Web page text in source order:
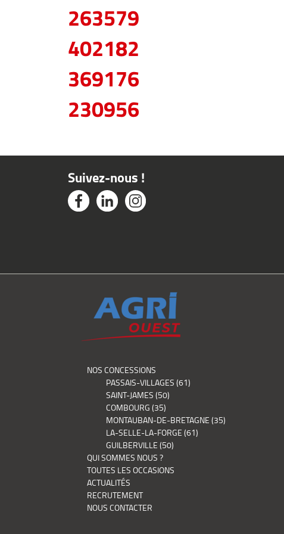
263579
402182
369176
230956
Suivez-nous !
NOS CONCESSIONS
PASSAIS-VILLAGES (61)
SAINT-JAMES (50)
COMBOURG (35)
MONTAUBAN-DE-BRETAGNE (35)
LA-SELLE-LA-FORGE (61)
GUILBERVILLE (50)
QUI SOMMES NOUS ?
TOUTES LES OCCASIONS
ACTUALITÉS
RECRUTEMENT
NOUS CONTACTER